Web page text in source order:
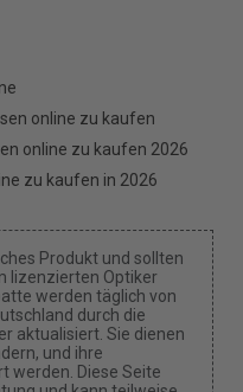
online zu kaufen
online zu kaufen 2026
zu kaufen in 2026
Produkt und sollten
lizenzierten Optiker
werden täglich von
durch die
aktualisiert. Sie dienen
und ihre
werden. Diese Seite